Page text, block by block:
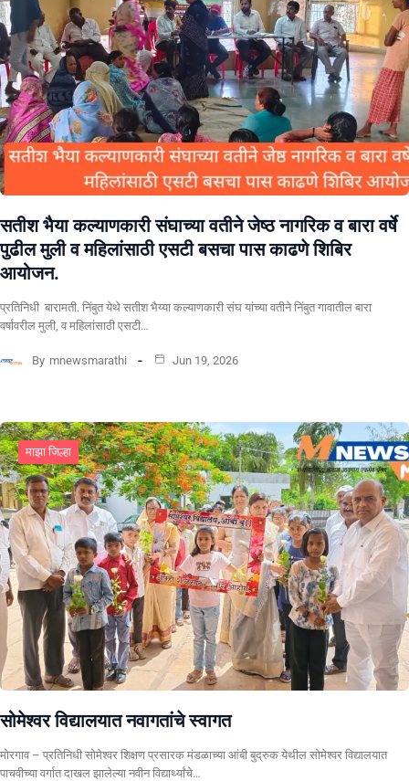
सतीश भैया कल्याणकारी संघाच्या वतीने जेष्ठ नागरिक व बारा वर्षे
पुढील मुली व महिलांसाठी एसटी बसचा पास काढणे शिबिर
आयोजन.
प्रतिनिधी बारामती. निंबुत येथे सतीश भैय्या कल्याणकारी संघ यांच्या वतीने निंबुत गावातील बारा
वर्षावरील मुली, व महिलांसाठी एसटी…
By mnewsmarathi Jun 19, 2026
माझा जिल्हा
सोमेश्वर विद्यालयात नवागतांचे स्वागत
मोरगाव – प्रतिनिधी सोमेश्वर शिक्षण प्रसारक मंडळाच्या आंबी बुद्रुक येथील सोमेश्वर विद्यालयात
पाचवीच्या वर्गात दाखल झालेल्या नवीन विद्यार्थ्यांचे…